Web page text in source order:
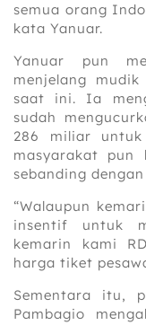
semua orang
kata Yanuar.
Yanuar pun
menjelang
saat ini. Ia
sudah
286 miliar
masyarakat pun
sebanding
“Walaupun
insentif untuk
kemarin kami
harga tiket
Sementara itu,
Pambagio